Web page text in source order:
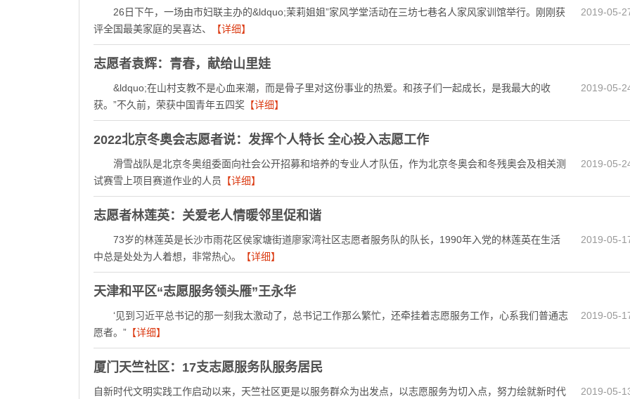
2019-05-
26日下午，一场由市妇联主办的&ldquo;茉莉姐姐”家风学堂活动在三坊七巷名人家风家训馆举行。刚刚获
评全国最美家庭的吴喜达、
【详细】
志愿者袁辉：青春，献给山里娃
2019-05-
&ldquo;在山村支教不是心血来潮，而是骨子里对这份事业的热爱。和孩子们一起成长，是我最大的收
获。”不久前，荣获中国青年五四奖 【详细】
2022北京冬奥会志愿者说：发挥个人特长 全心投入志愿工作
2019-05-
滑雪战队是北京冬奥组委面向社会公开招募和培养的专业人才队伍，作为北京冬奥会和冬残奥会及相关测
试赛雪上项目赛道作业的人员
【详细】
志愿者林莲英：关爱老人情暖邻里促和谐
2019-05-
73岁的林莲英是长沙市雨花区侯家塘街道廖家湾社区志愿者服务队的队长，1990年入党的林莲英在生活
中总是处处为人着想，非常热心。
【详细】
天津和平区“志愿服务领头雁”王永华
2019-05-
‘见到习近平总书记的那一刻我太激动了，总书记工作那么繁忙，还牵挂着志愿服务工作，心系我们普通志
愿者。” 【详细】
厦门天竺社区：17支志愿服务队服务居民
2019-05-
自新时代文明实践工作启动以来，天竺社区更是以服务群众为出发点，以志愿服务为切入点，努力绘就新时代